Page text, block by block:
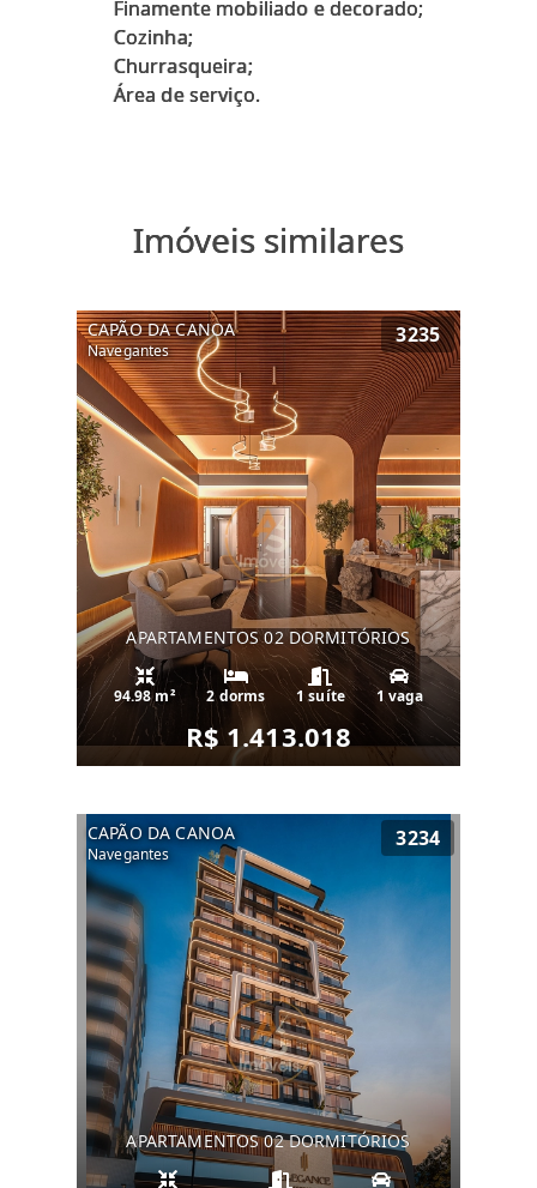
Finamente mobiliado e decorado;
Cozinha;
Churrasqueira;
Imóveis similares
CAPÃO DA CANOA
Navegantes
3235
APARTAMENTOS 02 DORMITÓRIOS
94.98 m² 2 dorms 1 suíte 1 vaga
R$ 1.413.018
CAPÃO DA CANOA
Navegantes
3234
APARTAMENTOS 02 DORMITÓRIOS